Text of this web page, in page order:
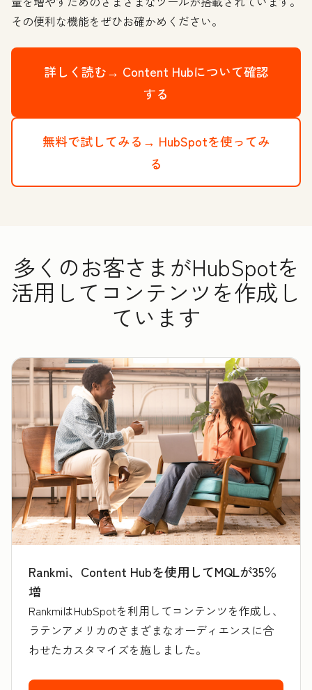
その便利な機能をぜひお確かめください。
詳しく読む→ Content Hubについて確認
する
無料で試してみる→ HubSpotを使ってみ
る
多くのお客さまがHubSpotを
活用してコンテンツを作成し
ています
Rankmi、Content Hubを使用してMQLが35％
増
RankmiはHubSpotを利用してコンテンツを作成し、
ラテンアメリカのさまざまなオーディエンスに合
わせたカスタマイズを施しました。